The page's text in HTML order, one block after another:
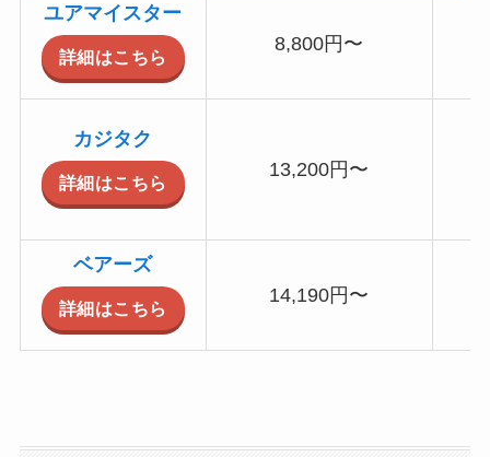
ユアマイスター
詳細はこちら
8,800円〜
カジタク
詳細はこちら
13,200円〜
ベアーズ
詳細はこちら
14,190円〜